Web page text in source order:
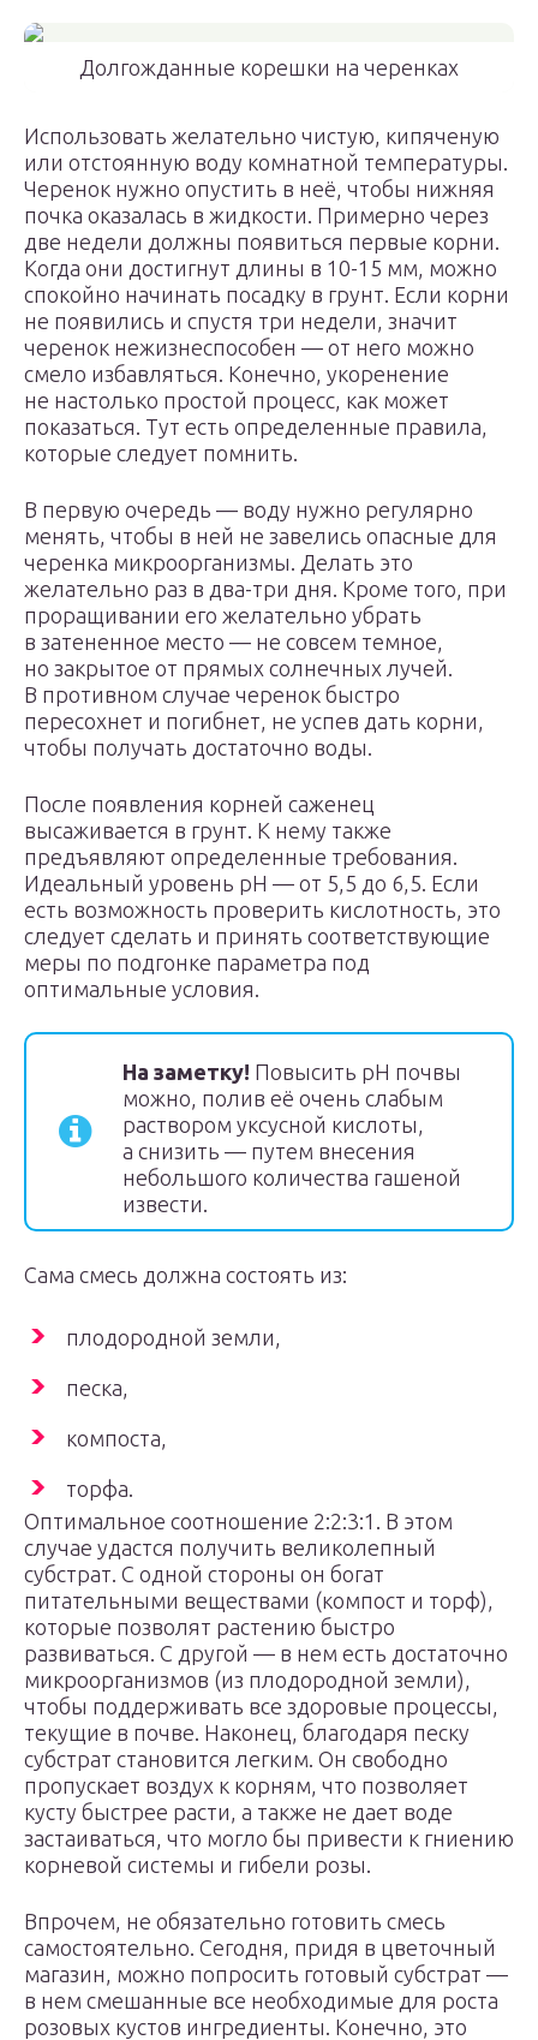
Долгожданные корешки на черенках
Использовать желательно чистую, кипяченую
или отстоянную воду комнатной температуры.
Черенок нужно опустить в неё, чтобы нижняя
почка оказалась в жидкости. Примерно через
две недели должны появиться первые корни.
Когда они достигнут длины в 10-15 мм, можно
спокойно начинать посадку в грунт. Если корни
не появились и спустя три недели, значит
черенок нежизнеспособен — от него можно
смело избавляться. Конечно, укоренение
не настолько простой процесс, как может
показаться. Тут есть определенные правила,
которые следует помнить.
В первую очередь — воду нужно регулярно
менять, чтобы в ней не завелись опасные для
черенка микроорганизмы. Делать это
желательно раз в два-три дня. Кроме того, при
проращивании его желательно убрать
в затененное место — не совсем темное,
но закрытое от прямых солнечных лучей.
В противном случае черенок быстро
пересохнет и погибнет, не успев дать корни,
чтобы получать достаточно воды.
После появления корней саженец
высаживается в грунт. К нему также
предъявляют определенные требования.
Идеальный уровень pH — от 5,5 до 6,5. Если
есть возможность проверить кислотность, это
следует сделать и принять соответствующие
меры по подгонке параметра под
оптимальные условия.
На заметку! Повысить pH почвы
можно, полив её очень слабым
раствором уксусной кислоты,
а снизить — путем внесения
небольшого количества гашеной
извести.
Сама смесь должна состоять из:
плодородной земли,
песка,
компоста,
торфа.
Оптимальное соотношение 2:2:3:1. В этом
случае удастся получить великолепный
субстрат. С одной стороны он богат
питательными веществами (компост и торф),
которые позволят растению быстро
развиваться. С другой — в нем есть достаточно
микроорганизмов (из плодородной земли),
чтобы поддерживать все здоровые процессы,
текущие в почве. Наконец, благодаря песку
субстрат становится легким. Он свободно
пропускает воздух к корням, что позволяет
кусту быстрее расти, а также не дает воде
застаиваться, что могло бы привести к гниению
корневой системы и гибели розы.
Впрочем, не обязательно готовить смесь
самостоятельно. Сегодня, придя в цветочный
магазин, можно попросить готовый субстрат —
в нем смешанные все необходимые для роста
розовых кустов ингредиенты. Конечно, это